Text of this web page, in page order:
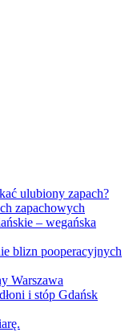
ulubiony zapach?
zapachowych
– wegańska
blizn pooperacyjnych
Warszawa
i stóp Gdańsk